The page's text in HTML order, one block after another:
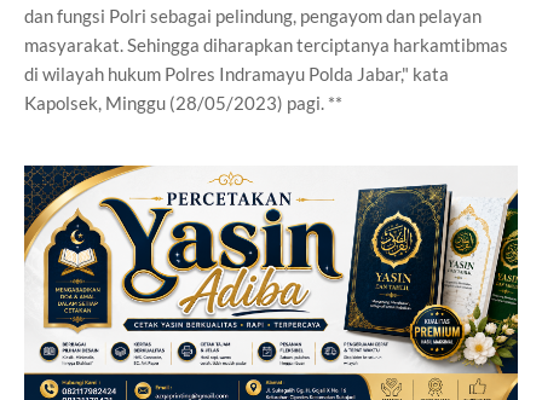
dan fungsi Polri sebagai pelindung, pengayom dan pelayan
masyarakat. Sehingga diharapkan terciptanya harkamtibmas
di wilayah hukum Polres Indramayu Polda Jabar," kata
Kapolsek, Minggu (28/05/2023) pagi. **